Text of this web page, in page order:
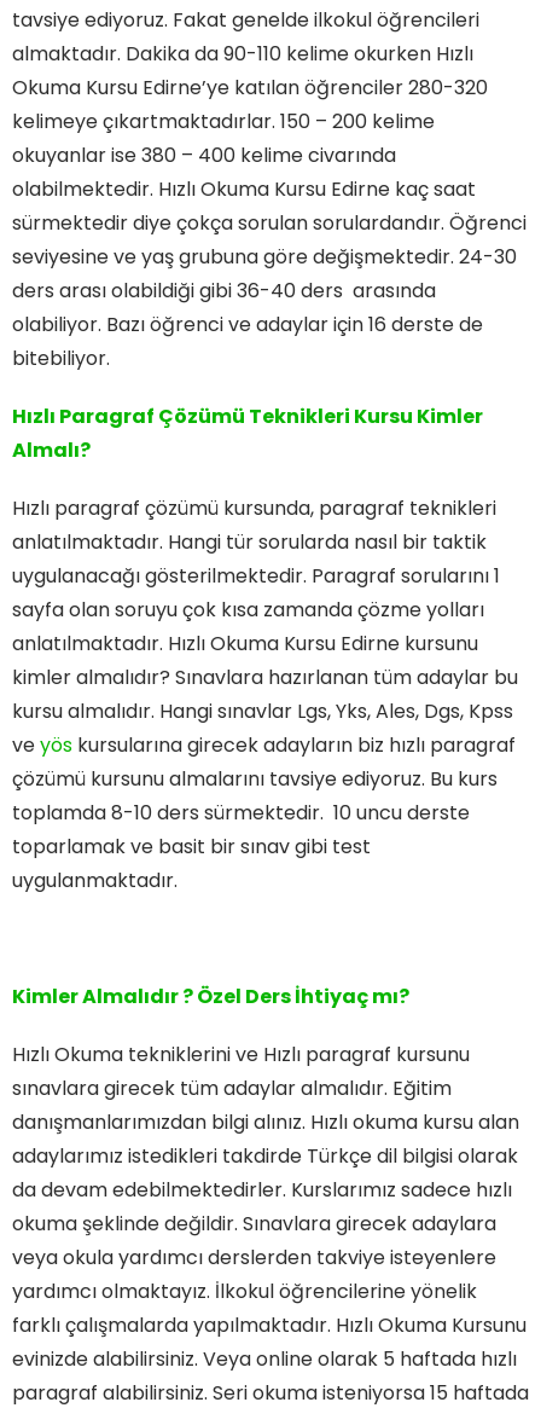
tavsiye ediyoruz. Fakat genelde ilkokul öğrencileri
almaktadır. Dakika da 90-110 kelime okurken Hızlı
Okuma Kursu Edirne’ye katılan öğrenciler 280-320
kelimeye çıkartmaktadırlar. 150 – 200 kelime
okuyanlar ise 380 – 400 kelime civarında
olabilmektedir. Hızlı Okuma Kursu Edirne kaç saat
sürmektedir diye çokça sorulan sorulardandır. Öğrenci
seviyesine ve yaş grubuna göre değişmektedir. 24-30
ders arası olabildiği gibi 36-40 ders arasında
olabiliyor. Bazı öğrenci ve adaylar için 16 derste de
bitebiliyor.
Hızlı Paragraf Çözümü Teknikleri Kursu Kimler
Almalı?
Hızlı paragraf çözümü kursunda, paragraf teknikleri
anlatılmaktadır. Hangi tür sorularda nasıl bir taktik
uygulanacağı gösterilmektedir. Paragraf sorularını 1
sayfa olan soruyu çok kısa zamanda çözme yolları
anlatılmaktadır. Hızlı Okuma Kursu Edirne kursunu
kimler almalıdır? Sınavlara hazırlanan tüm adaylar bu
kursu almalıdır. Hangi sınavlar Lgs, Yks, Ales, Dgs, Kpss
veyös kursularına girecek adayların biz hızlı paragraf
çözümü kursunu almalarını tavsiye ediyoruz. Bu kurs
toplamda 8-10 ders sürmektedir. 10 uncu derste
toparlamak ve basit bir sınav gibi test
uygulanmaktadır.
Kimler Almalıdır ? Özel Ders İhtiyaç mı?
Hızlı Okuma tekniklerini ve Hızlı paragraf kursunu
sınavlara girecek tüm adaylar almalıdır. Eğitim
danışmanlarımızdan bilgi alınız. Hızlı okuma kursu alan
adaylarımız istedikleri takdirde Türkçe dil bilgisi olarak
da devam edebilmektedirler. Kurslarımız sadece hızlı
okuma şeklinde değildir. Sınavlara girecek adaylara
veya okula yardımcı derslerden takviye isteyenlere
yardımcı olmaktayız. İlkokul öğrencilerine yönelik
farklı çalışmalarda yapılmaktadır. Hızlı Okuma Kursunu
evinizde alabilirsiniz. Veya online olarak 5 haftada hızlı
paragraf alabilirsiniz. Seri okuma isteniyorsa 15 haftada